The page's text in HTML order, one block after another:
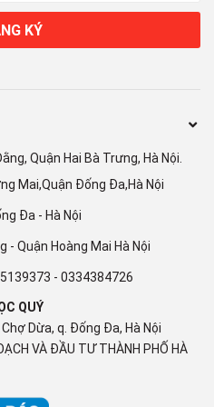
Control
mùi:
KÝ
Quận Hai Bà Trưng, Hà Nội.
Mai,Quận Đống Đa,Hà Nội
Đa - Hà Nội
- Quận Hoàng Mai Hà Nội
- 0334384726
QUÝ
Dừa, q. Đống Đa, Hà Nội
VÀ ĐẦU TƯ THÀNH PHỐ HÀ